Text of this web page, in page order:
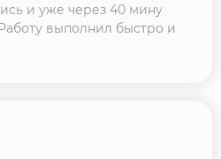
и уже через 40 мину
выполнил быстро и